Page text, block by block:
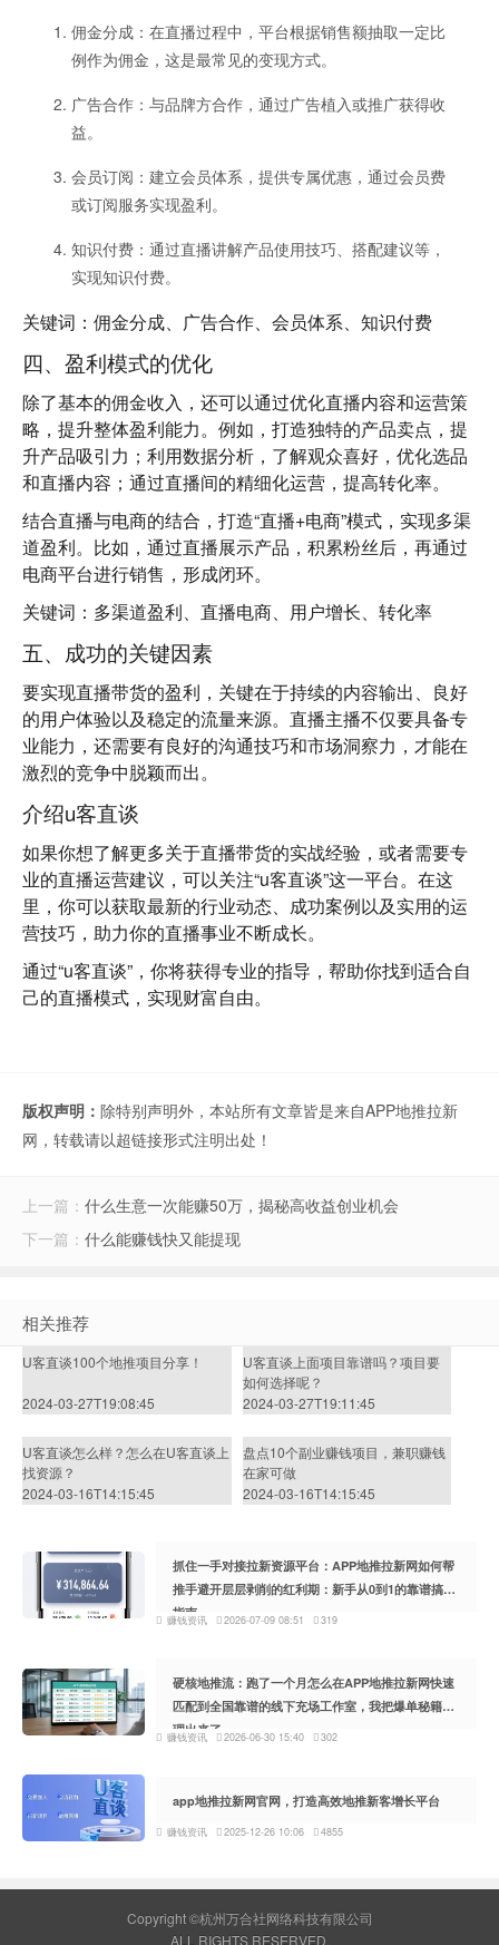
佣金分成 ：在直播过程中，平台根据销售额抽取一定比
例作为佣金，这是最常见的变现方式。
广告合作 ：与品牌方合作，通过广告植入或推广获得收
益。
会员订阅 ：建立会员体系，提供专属优惠，通过会员费
或订阅服务实现盈利。
知识付费 ：通过直播讲解产品使用技巧、搭配建议等，
实现知识付费。
关键词：佣金分成、广告合作、会员体系、知识付费
四、盈利模式的优化
除了基本的佣金收入，还可以通过优化直播内容和运营策
略，提升整体盈利能力。例如，打造独特的产品卖点，提
升产品吸引力；利用数据分析，了解观众喜好，优化选品
和直播内容；通过直播间的精细化运营，提高转化率。
结合直播与电商的结合，打造“直播+电商”模式，实现多渠
道盈利。比如，通过直播展示产品，积累粉丝后，再通过
电商平台进行销售，形成闭环。
关键词：多渠道盈利、直播电商、用户增长、转化率
五、成功的关键因素
要实现直播带货的盈利，关键在于持续的内容输出、良好
的用户体验以及稳定的流量来源。直播主播不仅要具备专
业能力，还需要有良好的沟通技巧和市场洞察力，才能在
激烈的竞争中脱颖而出。
介绍u客直谈
如果你想了解更多关于直播带货的实战经验，或者需要专
业的直播运营建议，可以关注“u客直谈”这一平台。在这
里，你可以获取最新的行业动态、成功案例以及实用的运
营技巧，助力你的直播事业不断成长。
通过“u客直谈”，你将获得专业的指导，帮助你找到适合自
己的直播模式，实现财富自由。
版权声明： 除特别声明外，本站所有文章皆是来自APP地推拉新
网，转载请以超链接形式注明出处！
上一篇： 什么生意一次能赚50万，揭秘高收益创业机会
下一篇： 什么能赚钱快又能提现
相关推荐
U客直谈100个地推项目分享！
2024-03-27T19:08:45
U客直谈上面项目靠谱吗？项目要
如何选择呢？
2024-03-27T19:11:45
U客直谈怎么样？怎么在U客直谈上
找资源？
2024-03-16T14:15:45
盘点10个副业赚钱项目，兼职赚钱
在家可做
2024-03-16T14:15:45
抓住一手对接拉新资源平台：APP地推拉新网如何帮
推手避开层层剥削的红利期：新手从0到1的靠谱搞钱
指南
赚钱资讯 2026-07-09 08:51 319
硬核地推流：跑了一个月怎么在APP地推拉新网快速
匹配到全国靠谱的线下充场工作室，我把爆单秘籍整
理出来了
赚钱资讯 2026-06-30 15:40 302
app地推拉新网官网，打造高效地推新客增长平台
赚钱资讯 2025-12-26 10:06 4855
Copyright ©杭州万合社网络科技有限公司
ALL RIGHTS RESERVED.